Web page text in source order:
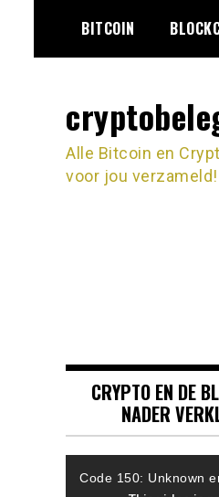
de
BITCOIN
Alle Bitcoin en
voor jou verzameld!
CRYPTO EN DE
NADER
Code 150: Unknown